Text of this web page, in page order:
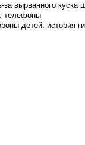
за вырванного
телефоны
детей: история